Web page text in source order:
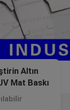
Altın
Mat Baskı